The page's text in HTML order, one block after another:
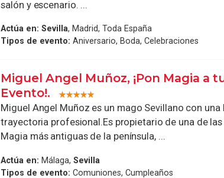
salón y escenario. ...
Actúa en: Sevilla, Madrid, Toda España
Tipos de evento: Aniversario, Boda, Celebraciones
Miguel Angel Muñoz, ¡Pon Magia a
Evento!.
Miguel Angel Muñoz es un mago Sevillano con una
trayectoria profesional.Es propietario de una de
Magia más antiguas de la península, ...
Actúa en: Málaga,Sevilla
Tipos de evento: Comuniones, Cumpleaños